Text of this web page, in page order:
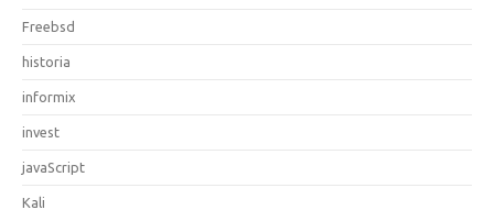
Freebsd
historia
informix
invest
javaScript
Kali